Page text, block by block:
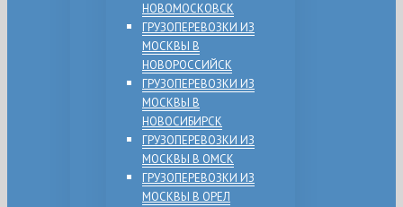
НОВОМОСКОВСК
ГРУЗОПЕРЕВОЗКИ ИЗ
МОСКВЫ В
НОВОРОССИЙСК
ГРУЗОПЕРЕВОЗКИ ИЗ
МОСКВЫ В
НОВОСИБИРСК
ГРУЗОПЕРЕВОЗКИ ИЗ
МОСКВЫ В ОМСК
ГРУЗОПЕРЕВОЗКИ ИЗ
МОСКВЫ В ОРЕЛ